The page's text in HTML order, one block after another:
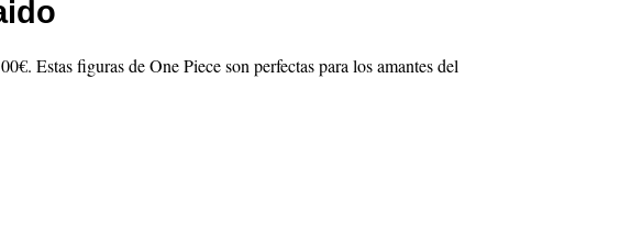
Estas figuras de One Piece son perfectas para los amantes del